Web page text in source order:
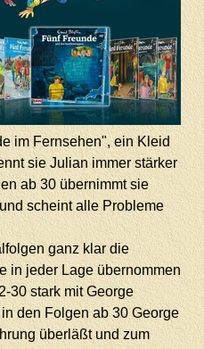
im Fernsehen", ein Kleid
sie Julian immer stärker
ab 30 übernimmt sie
scheint alle Probleme
ganz klar die
in jeder Lage übernommen
30 stark mit George
den Folgen ab 30 George
überläßt und zum